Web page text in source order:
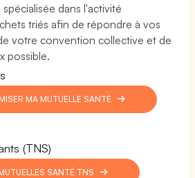
dans l'activité
triés afin de répondre à vos
votre convention collective et de
possible.
MA MUTUELLE SANTÉ
(TNS)
SANTÉ TNS